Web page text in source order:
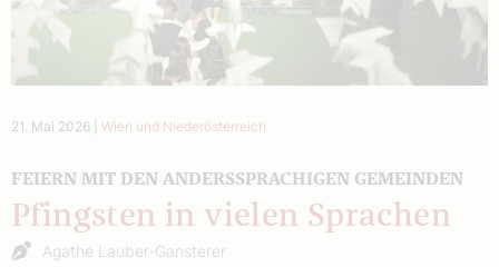
21. Mai 2026 Wien und Niederösterreich
FEIERN MIT DEN ANDERSSPRACHIGEN GEMEINDEN
Pfingsten in vielen Sprachen
Agathe Lauber-Gansterer